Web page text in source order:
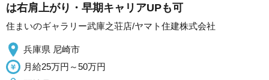
は右肩上がり・早期キャリアUPも可
住まいのギャラリー武庫之荘店/ヤマト住建株式会社
兵庫県 尼崎市
月給25万円～50万円